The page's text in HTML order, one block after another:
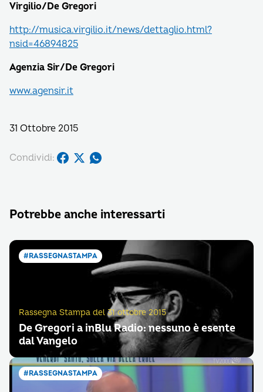
Virgilio/De Gregori
http://musica.virgilio.it/news/dettaglio.html?
nsid=46894825
Agenzia Sir/De Gregori
www.agensir.it
31 Ottobre 2015
Condividi:
Potrebbe anche interessarti
#RASSEGNASTAMPA
Rassegna Stampa del 31 ottobre 2015
De Gregori a inBlu Radio: nessuno è esente
dal Vangelo
#RASSEGNASTAMPA